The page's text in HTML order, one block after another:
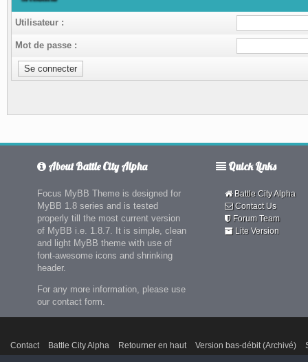
Utilisateur :
Mot de passe :
About Battle City Alpha
Focus MyBB Theme is designed for
MyBB 1.8 series and is tested
properly till the most current version
of MyBB i.e. 1.8.7. It is simple, clean
and light MyBB theme with use of
font-awesome icons and shrinking
header.
For any more information, please use
our contact form.
Quick Links
Battle City Alpha
Contact Us
Forum Team
Lite Version
Contact Battle City Alpha Retourner en haut Version bas-débit (Archivé)